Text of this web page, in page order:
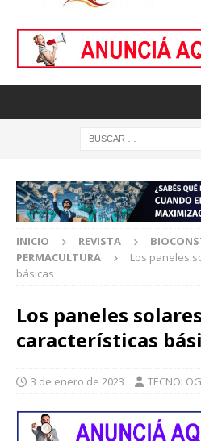
INICIO REVISTA
PERMACULTURA
Los paneles
básicas
Los paneles
características
3 de enero de 2023